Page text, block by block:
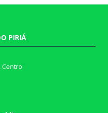
PIRIÁ
Centro